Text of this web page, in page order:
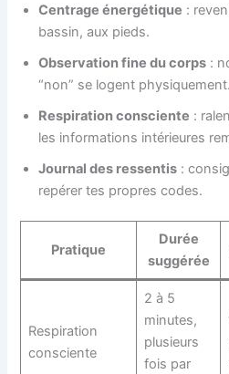
Centrage énergétique :
bassin, aux pieds.
Observation fine du corps :
“non” se logent physiquement.
Respiration consciente :
les informations intérieures
Journal des ressentis :
repérer tes propres codes.
Pratique
Durée
suggérée
Respiration
consciente
2 à 5
minutes,
plusieurs
fois par